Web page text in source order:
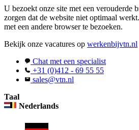
U bezoekt onze site met een verouderde
zorgen dat de website niet optimaal
met een andere browser te bezoeken.
Bekijk onze vacatures op werkenbijvtn.nl
Chat met een specialist
+31 (0)412 - 69 55 55
sales@vtn.nl
Taal
Nederlands